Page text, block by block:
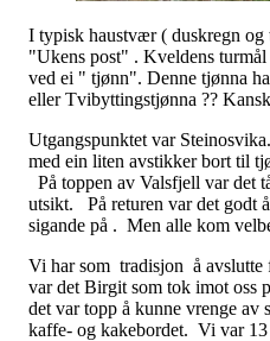
I typisk haustvær ( duskregn og
"Ukens post" . Kveldens
ved ei " tjønn". Denne tjønna
eller Tvibyttingstjønna ??
Utgangspunktet var
med ein liten avstikker bort til
På toppen av Valsfjell var det
utsikt. På returen var det godt
sigande på . Men alle kom
Vi har som tradisjon å avslutte
var det Birgit som tok imot oss
det var topp å kunne vrenge av
kaffe- og kakebordet. Vi var 13